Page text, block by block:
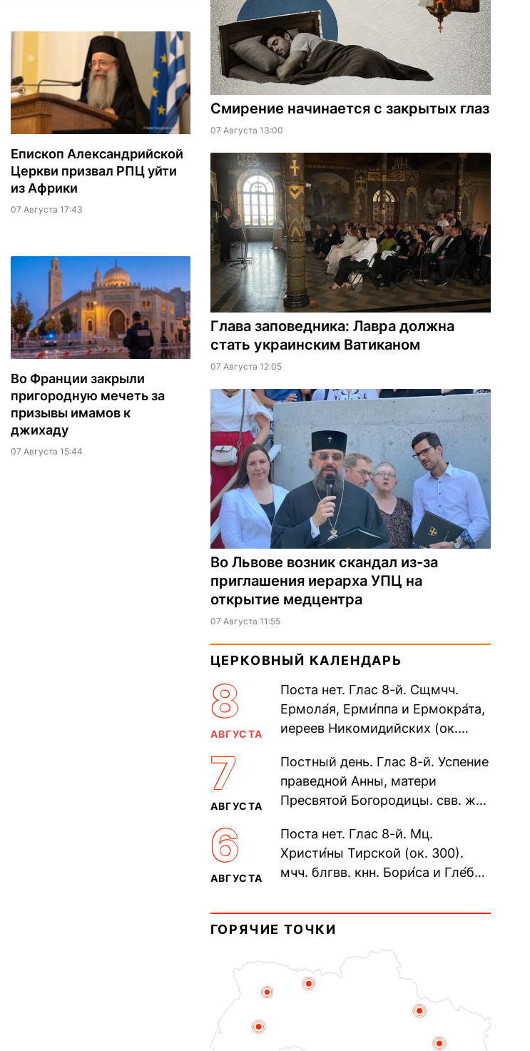
Епископ Александрийской
Церкви призвал РПЦ уйти
из Африки
07 Августа 17:43
Во Франции закрыли
пригородную мечеть за
призывы имамов к
джихаду
07 Августа 15:44
Смирение начинается с закрытых глаз
07 Августа 13:00
Глава заповедника: Лавра должна
стать украинским Ватиканом
07 Августа 12:05
Во Львове возник скандал из-за
приглашения иерарха УПЦ на
открытие медцентра
07 Августа 11:55
ЦЕРКОВНЫЙ КАЛЕНДАРЬ
8
АВГУСТА
Поста нет. Глас 8-й. Сщмчч.
Ермола́я, Ерми́ппа и Ермокра́та,
иереев Никомидийских (ок.
Печерского, в Ближних
пещерах...
7
АВГУСТА
Постный день. Глас 8-й. Успение
праведной Анны, матери
Пресвятой Богородицы. свв. жен
прп. Евпракси́и девы,...
6
АВГУСТА
Поста нет. Глас 8-й. Мц.
Христи́ны Тирской (ок. 300).
мчч. блгвв. кнн. Бори́са и Гле́ба,
Дави́да (1015). Прп....
ГОРЯЧИЕ ТОЧКИ